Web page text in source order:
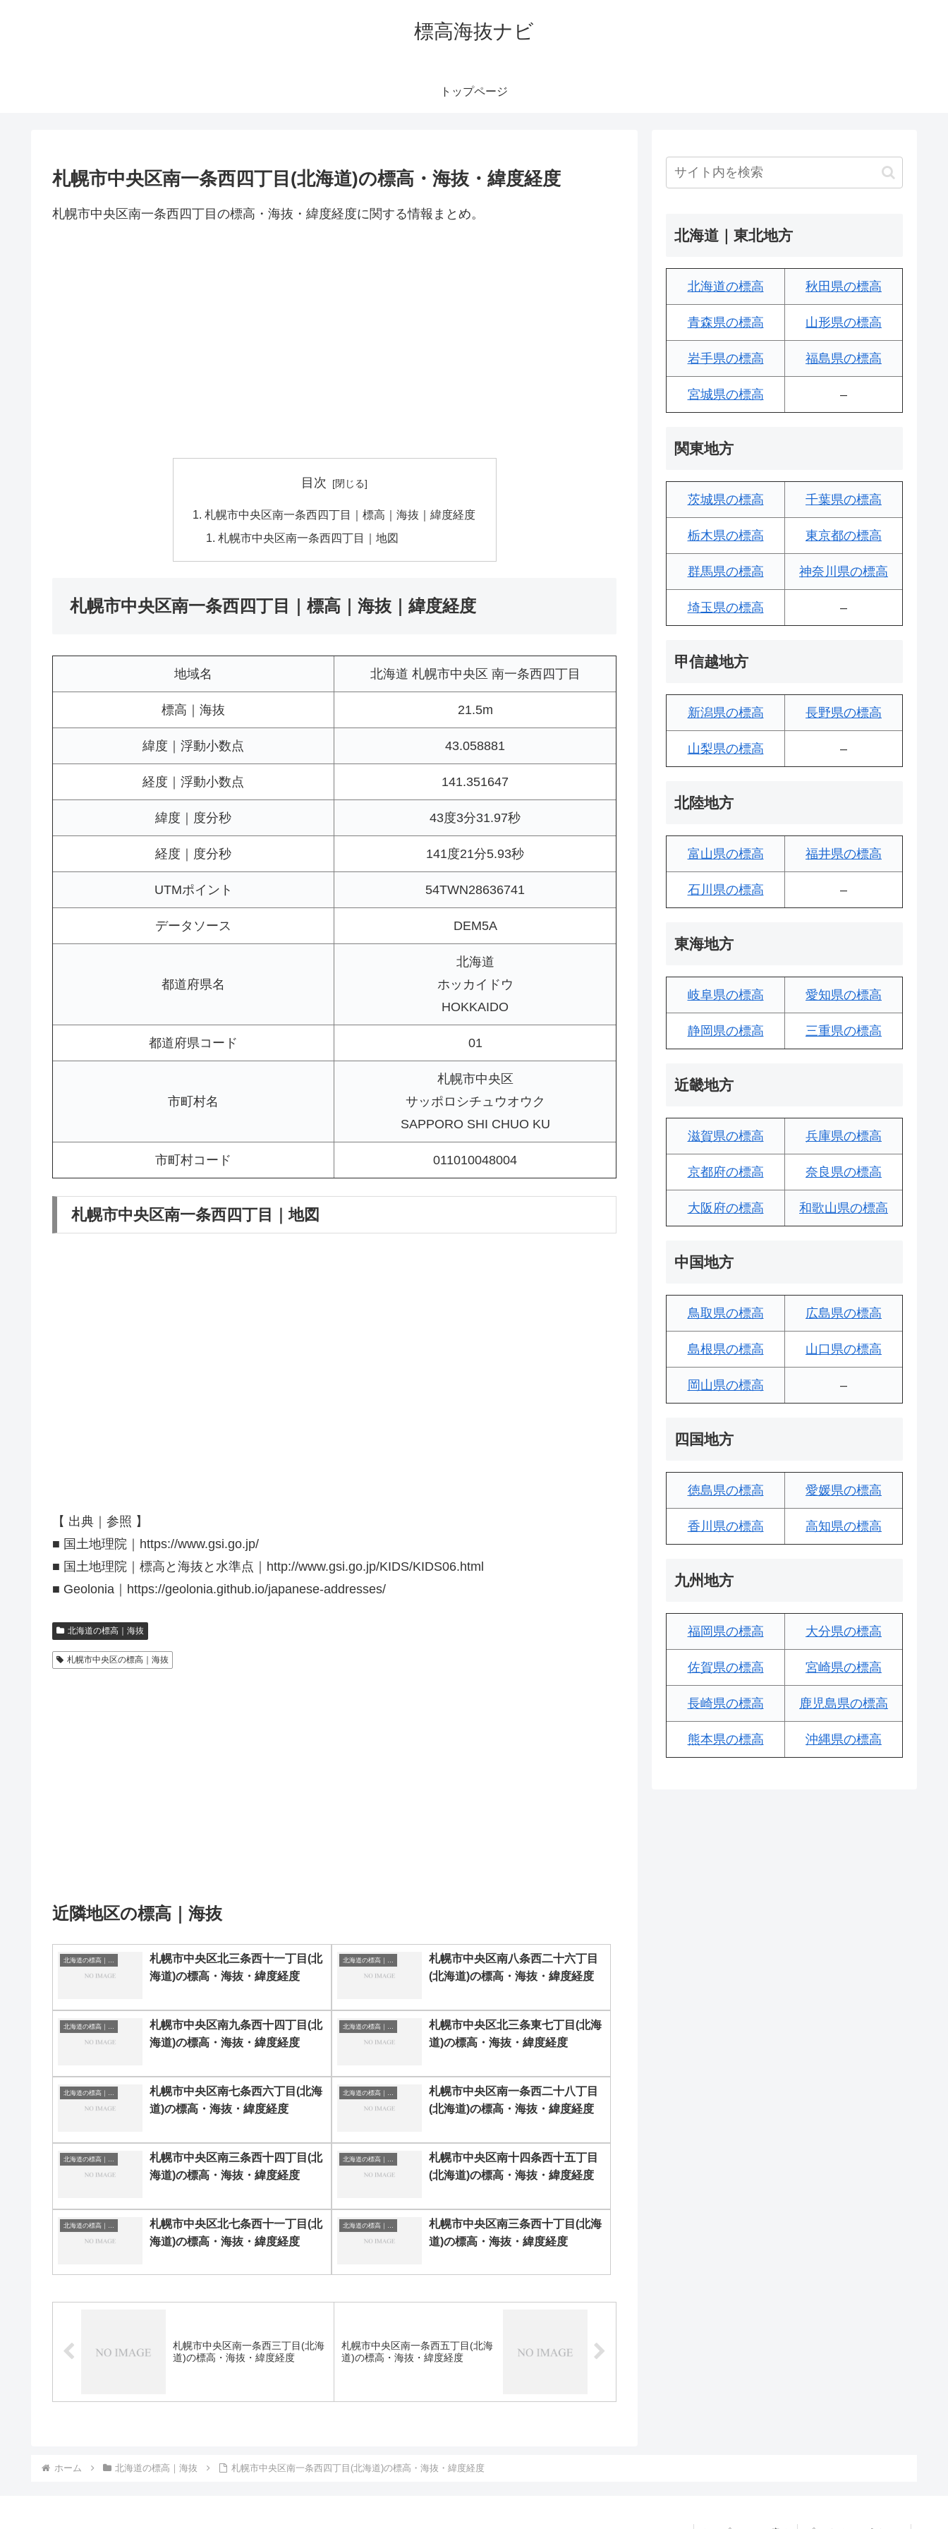
標高海抜ナビ
トップページ
札幌市中央区南一条西四丁目(北海道)の標高・海抜・緯度経度
札幌市中央区南一条西四丁目の標高・海抜・緯度経度に関する情報まとめ。
目次
札幌市中央区南一条西四丁目｜標高｜海抜｜緯度経度
札幌市中央区南一条西四丁目｜地図
札幌市中央区南一条西四丁目｜標高｜海抜｜緯度経度
地域名 北海道 札幌市中央区 南一条西四丁目
標高｜海抜 21.5m
緯度｜浮動小数点 43.058881
経度｜浮動小数点 141.351647
緯度｜度分秒 43度3分31.97秒
経度｜度分秒 141度21分5.93秒
UTMポイント 54TWN28636741
データソース DEM5A
都道府県名
北海道
ホッカイドウ
HOKKAIDO
都道府県コード 01
市町村名
札幌市中央区
サッポロシチュウオウク
SAPPORO SHI CHUO KU
市町村コード 011010048004
札幌市中央区南一条西四丁目｜地図
【 出典｜参照 】
■ 国土地理院｜https://www.gsi.go.jp/
■ 国土地理院｜標高と海抜と水準点｜http://www.gsi.go.jp/KIDS/KIDS06.html
■ Geolonia｜https://geolonia.github.io/japanese-addresses/
北海道の標高｜海抜
札幌市中央区の標高｜海抜
近隣地区の標高｜海抜
札幌市中央区北三条西十一丁目(北
海道)の標高・海抜・緯度経度
札幌市中央区南八条西二十六丁目
(北海道)の標高・海抜・緯度経度
札幌市中央区南九条西十四丁目(北
海道)の標高・海抜・緯度経度
札幌市中央区北三条東七丁目(北海
道)の標高・海抜・緯度経度
札幌市中央区南七条西六丁目(北海
道)の標高・海抜・緯度経度
札幌市中央区南一条西二十八丁目
(北海道)の標高・海抜・緯度経度
札幌市中央区南三条西十四丁目(北
海道)の標高・海抜・緯度経度
札幌市中央区南十四条西十五丁目
(北海道)の標高・海抜・緯度経度
札幌市中央区北七条西十一丁目(北
海道)の標高・海抜・緯度経度
札幌市中央区南三条西十丁目(北海
道)の標高・海抜・緯度経度
札幌市中央区南一条西三丁目(北海
道)の標高・海抜・緯度経度
札幌市中央区南一条西五丁目(北海
道)の標高・海抜・緯度経度
北海道｜東北地方
北海道の標高 秋田県の標高
青森県の標高 山形県の標高
岩手県の標高 福島県の標高
宮城県の標高 –
関東地方
茨城県の標高 千葉県の標高
栃木県の標高 東京都の標高
群馬県の標高 神奈川県の標高
埼玉県の標高 –
甲信越地方
新潟県の標高 長野県の標高
山梨県の標高 –
北陸地方
富山県の標高 福井県の標高
石川県の標高 –
東海地方
岐阜県の標高 愛知県の標高
静岡県の標高 三重県の標高
近畿地方
滋賀県の標高 兵庫県の標高
京都府の標高 奈良県の標高
大阪府の標高 和歌山県の標高
中国地方
鳥取県の標高 広島県の標高
島根県の標高 山口県の標高
岡山県の標高 –
四国地方
徳島県の標高 愛媛県の標高
香川県の標高 高知県の標高
九州地方
福岡県の標高 大分県の標高
佐賀県の標高 宮崎県の標高
長崎県の標高 鹿児島県の標高
熊本県の標高 沖縄県の標高
ホーム 北海道の標高｜海抜 札幌市中央区南一条西四丁目(北海道)の標高・海抜・緯度経度